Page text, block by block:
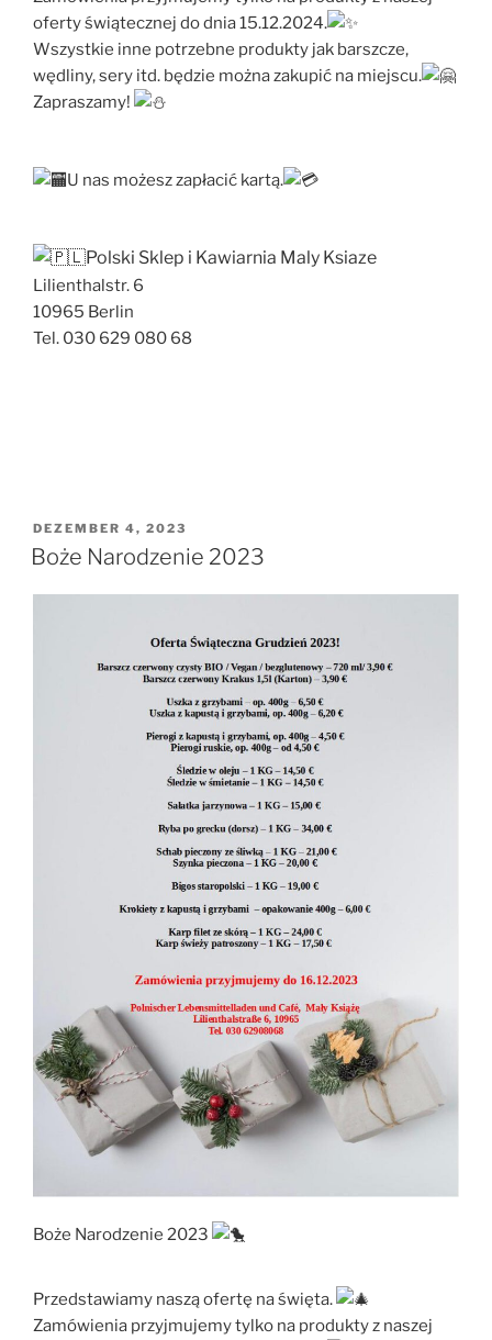
oferty świątecznej do dnia 15.12.2024.
Wszystkie inne potrzebne produkty jak barszcze,
wędliny, sery itd. będzie można zakupić na miejscu.
Zapraszamy!
U nas możesz zapłacić kartą.
Polski Sklep i Kawiarnia Maly Ksiaze
Lilienthalstr. 6
10965 Berlin
Tel. 030 629 080 68
VERÖFFENTLICHT
AM
DEZEMBER 4, 2023
Boże Narodzenie 2023
Boże Narodzenie 2023
Przedstawiamy naszą ofertę na święta.
Zamówienia przyjmujemy tylko na produkty z naszej